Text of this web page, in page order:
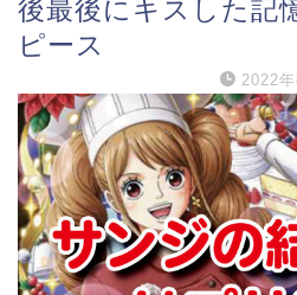
後最後にキスした記
ピース
2022